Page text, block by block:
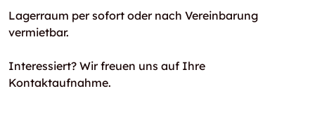
Lagerraum per sofort oder nach Vereinbarung
vermietbar.
Interessiert? Wir freuen uns auf Ihre
Kontaktaufnahme.